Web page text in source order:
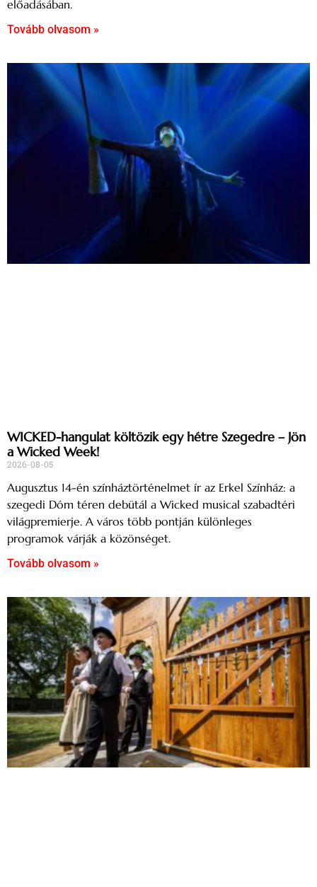
előadásában.
Tovább olvasom »
WICKED-hangulat költözik egy hétre Szegedre – Jön
a Wicked Week!
2026-08-05
Augusztus 14-én színháztörténelmet ír az Erkel Színház: a
szegedi Dóm téren debütál a Wicked musical szabadtéri
világpremierje. A város több pontján különleges
programok várják a közönséget.
Tovább olvasom »